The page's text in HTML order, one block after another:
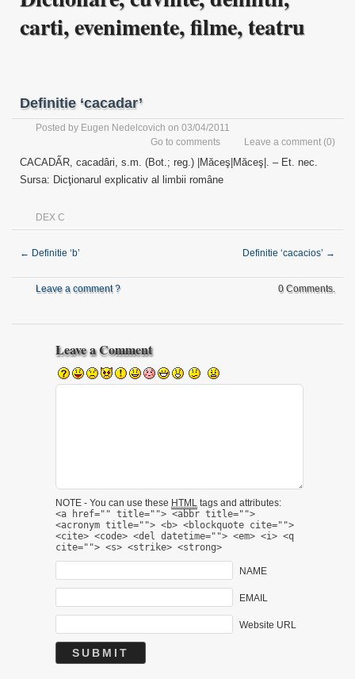
carti, evenimente, filme, teatru
Definitie ‘cacadar’
Posted by Eugen Nedelcovich on 03/04/2011
Leave a comment (0)
Go to comments
CACADẤR, cacadâri, s.m. (Bot.; reg.) |Măceş|Măceş|. – Et. nec.
Sursa: Dicţionarul explicativ al limbii române
DEX C
← Definitie ‘b’ Definitie ‘cacacios’ →
Leave a comment ? 0 Comments.
Leave a Comment
NOTE - You can use these HTML tags and attributes:
<a href="" title=""> <abbr title="">
<acronym title=""> <b> <blockquote cite="">
<cite> <code> <del datetime=""> <em> <i> <q
cite=""> <s> <strike> <strong>
NAME
EMAIL
Website URL